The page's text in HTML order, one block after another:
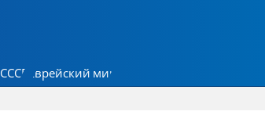
Еврейский мир